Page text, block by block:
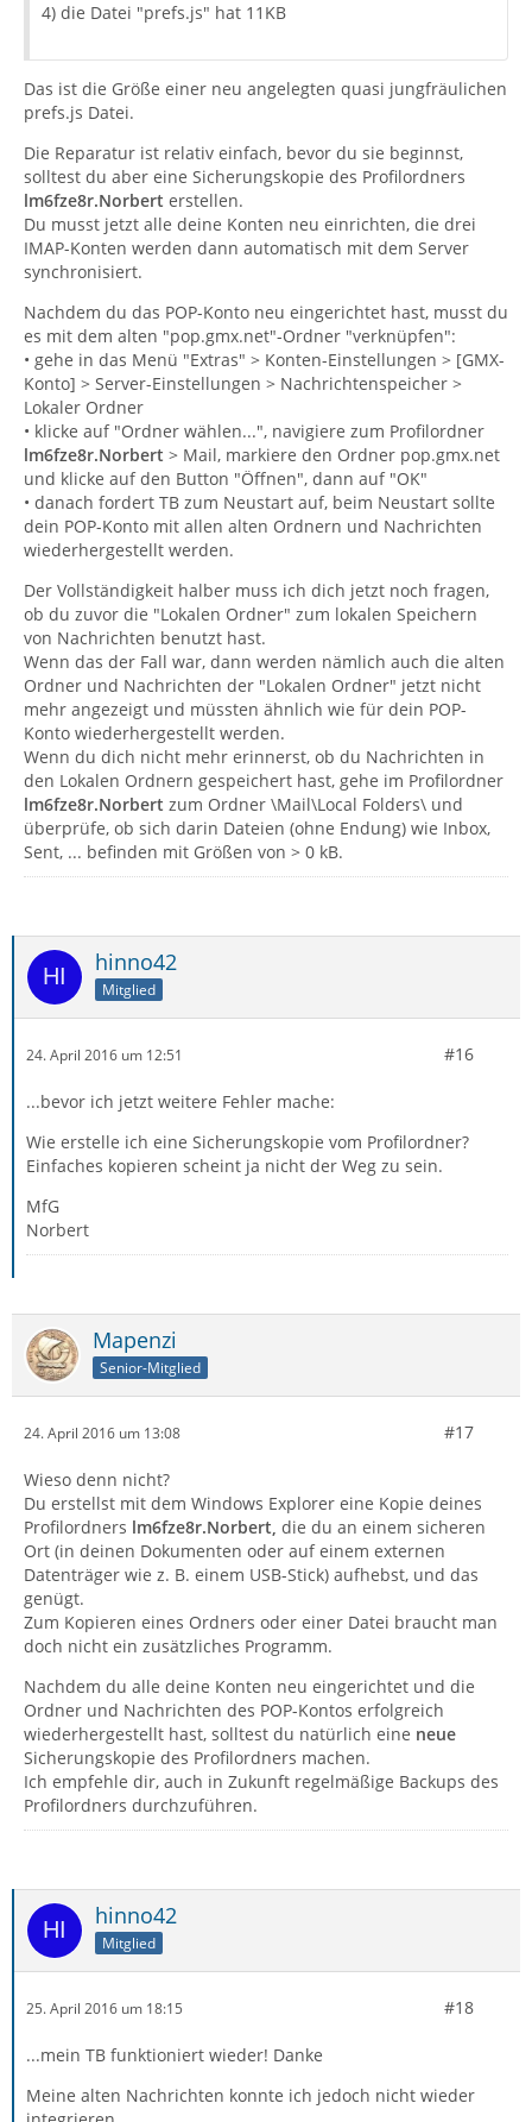
4) die Datei "prefs.js" hat 11KB
Das ist die Größe einer neu angelegten quasi jungfräulichen
prefs.js Datei.
Die Reparatur ist relativ einfach, bevor du sie beginnst,
solltest du aber eine Sicherungskopie des Profilordners
lm6fze8r.Norbert erstellen.
Du musst jetzt alle deine Konten neu einrichten, die drei
IMAP-Konten werden dann automatisch mit dem Server
synchronisiert.
Nachdem du das POP-Konto neu eingerichtet hast, musst du
es mit dem alten "pop.gmx.net"-Ordner "verknüpfen":
• gehe in das Menü "Extras" > Konten-Einstellungen > [GMX-
Konto] > Server-Einstellungen > Nachrichtenspeicher >
Lokaler Ordner
• klicke auf "Ordner wählen...", navigiere zum Profilordner
lm6fze8r.Norbert > Mail, markiere den Ordner pop.gmx.net
und klicke auf den Button "Öffnen", dann auf "OK"
• danach fordert TB zum Neustart auf, beim Neustart sollte
dein POP-Konto mit allen alten Ordnern und Nachrichten
wiederhergestellt werden.
Der Vollständigkeit halber muss ich dich jetzt noch fragen,
ob du zuvor die "Lokalen Ordner" zum lokalen Speichern
von Nachrichten benutzt hast.
Wenn das der Fall war, dann werden nämlich auch die alten
Ordner und Nachrichten der "Lokalen Ordner" jetzt nicht
mehr angezeigt und müssten ähnlich wie für dein POP-
Konto wiederhergestellt werden.
Wenn du dich nicht mehr erinnerst, ob du Nachrichten in
den Lokalen Ordnern gespeichert hast, gehe im Profilordner
lm6fze8r.Norbert zum Ordner \Mail\Local Folders\ und
überprüfe, ob sich darin Dateien (ohne Endung) wie Inbox,
Sent, ... befinden mit Größen von > 0 kB.
hinno42
Mitglied
24. April 2016 um 12:51 #16
...bevor ich jetzt weitere Fehler mache:
Wie erstelle ich eine Sicherungskopie vom Profilordner?
Einfaches kopieren scheint ja nicht der Weg zu sein.
MfG
Norbert
Mapenzi
Senior-Mitglied
24. April 2016 um 13:08 #17
Wieso denn nicht?
Du erstellst mit dem Windows Explorer eine Kopie deines
Profilordners lm6fze8r.Norbert, die du an einem sicheren
Ort (in deinen Dokumenten oder auf einem externen
Datenträger wie z. B. einem USB-Stick) aufhebst, und das
genügt.
Zum Kopieren eines Ordners oder einer Datei braucht man
doch nicht ein zusätzliches Programm.
Nachdem du alle deine Konten neu eingerichtet und die
Ordner und Nachrichten des POP-Kontos erfolgreich
wiederhergestellt hast, solltest du natürlich eine neue
Sicherungskopie des Profilordners machen.
Ich empfehle dir, auch in Zukunft regelmäßige Backups des
Profilordners durchzuführen.
hinno42
Mitglied
25. April 2016 um 18:15 #18
...mein TB funktioniert wieder! Danke
Meine alten Nachrichten konnte ich jedoch nicht wieder